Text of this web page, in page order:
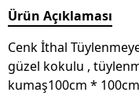
Ürün Açıklaması
Cenk İthal
güzel kokulu ,
kumaş100cm *